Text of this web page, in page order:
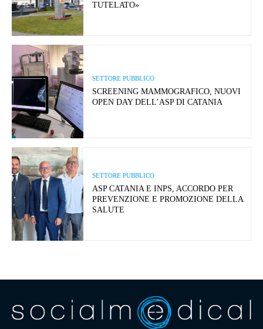
TUTELATO»
SETTORE PUBBLICO
SCREENING MAMMOGRAFICO, NUOVI
OPEN DAY DELL’ASP DI CATANIA
SETTORE PUBBLICO
ASP CATANIA E INPS, ACCORDO PER
PREVENZIONE E PROMOZIONE DELLA
SALUTE